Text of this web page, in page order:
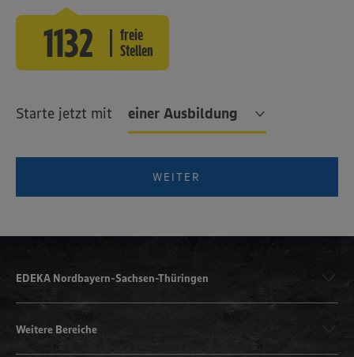
1132
freie
Stellen
Starte jetzt mit einer Ausbildung
WEITER
EDEKA Nordbayern-Sachsen-Thüringen
Weitere Bereiche